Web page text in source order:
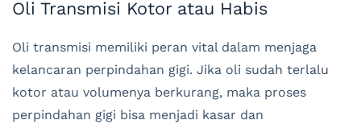
Oli Transmisi Kotor atau Habis
Oli transmisi memiliki peran vital dalam menjaga
kelancaran perpindahan gigi. Jika oli sudah terlalu
kotor atau volumenya berkurang, maka proses
perpindahan gigi bisa menjadi kasar dan